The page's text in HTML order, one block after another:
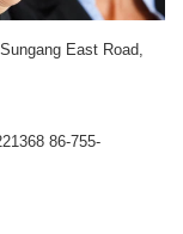
East Road,
86-755-